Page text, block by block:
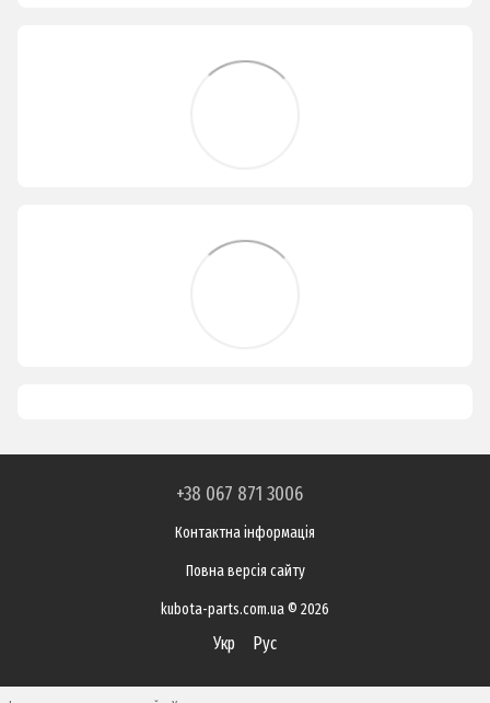
+38 067 871 3006
Контактна інформація
Повна версія сайту
kubota-parts.com.ua © 2026
Укр Рус